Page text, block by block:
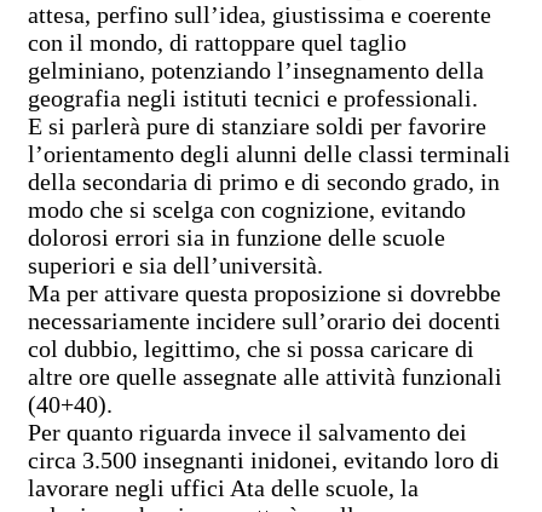
attesa, perfino sull’idea, giustissima e coerente
con il mondo, di rattoppare quel taglio
gelminiano, potenziando l’insegnamento della
geografia negli istituti tecnici e professionali.
E si parlerà pure di stanziare soldi per favorire
l’orientamento degli alunni delle classi terminali
della secondaria di primo e di secondo grado, in
modo che si scelga con cognizione, evitando
dolorosi errori sia in funzione delle scuole
superiori e sia dell’università.
Ma per attivare questa proposizione si dovrebbe
necessariamente incidere sull’orario dei docenti
col dubbio, legittimo, che si possa caricare di
altre ore quelle assegnate alle attività funzionali
(40+40).
Per quanto riguarda invece il salvamento dei
circa 3.500 insegnanti inidonei, evitando loro di
lavorare negli uffici Ata delle scuole, la